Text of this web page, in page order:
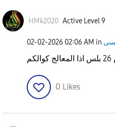
HMk2020 Active Level 9
‎02-02-2026 02:06 AM in
0 Likes